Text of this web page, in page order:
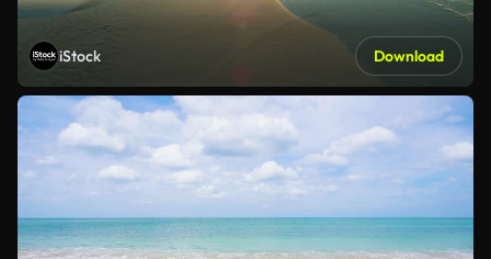
iStock Download